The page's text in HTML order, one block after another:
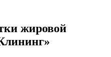
жировой